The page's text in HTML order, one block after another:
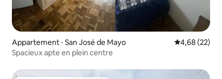
Appartement ⋅ San José de Mayo Évaluation
4,68 (22)
Spacieux apte en plein centre